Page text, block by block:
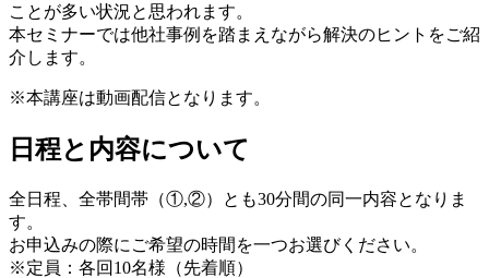
ことが多い状況と思われます。
本セミナーでは他社事例を踏まえながら解決のヒントをご紹
介します。
※本講座は動画配信となります。
日程と内容について
全日程、全帯間帯（①,②）とも30分間の同一内容となりま
す。
お申込みの際にご希望の時間を一つお選びください。
※定員：各回10名様（先着順）